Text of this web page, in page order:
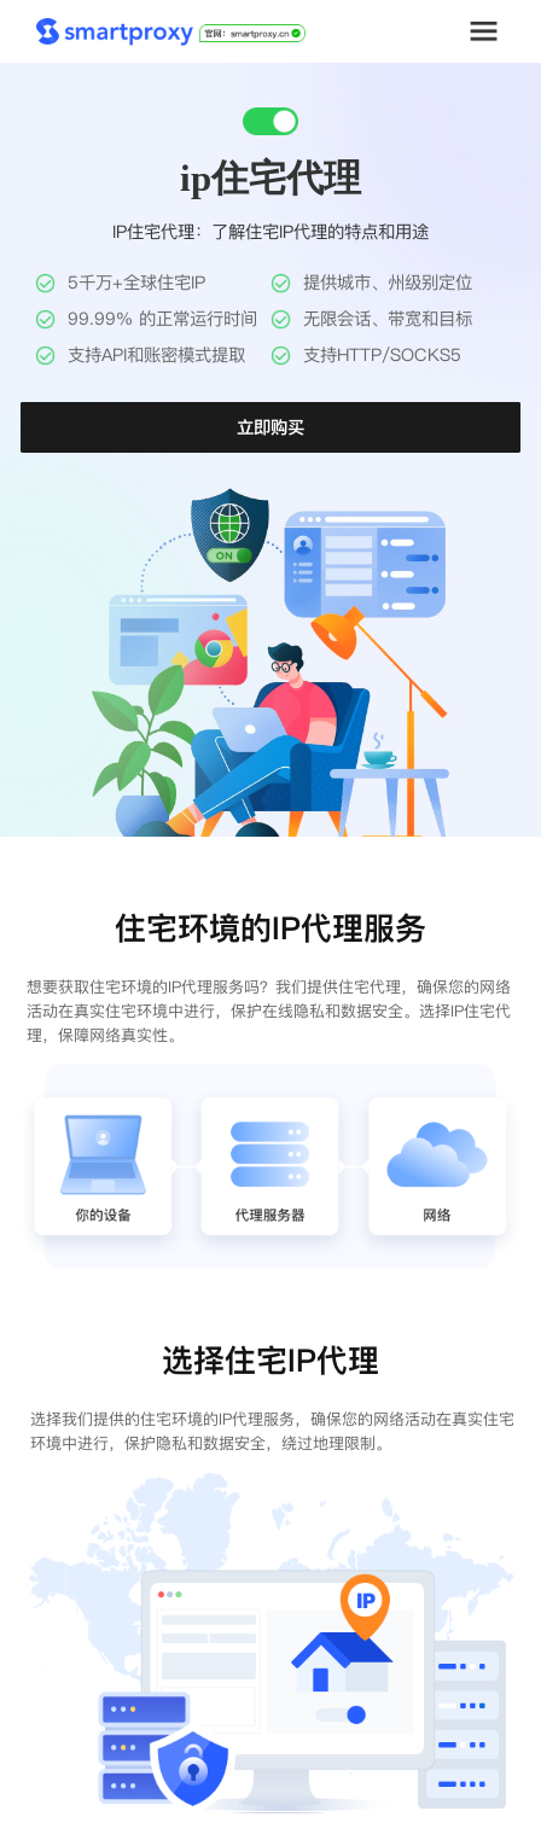
工具
帮助中心
ip住宅代理
IP住宅代理：了解住宅IP代理的特点和用途
5千万+全球住宅IP
提供城市、州级别定位
99.99% 的正常运行时间
无限会话、带宽和目标
支持API和账密模式提取
支持HTTP/SOCKS5
立即购买
住宅环境的IP代理服务
想要获取住宅环境的IP代理服务吗？我们提供住宅代理，确保您的网络
活动在真实住宅环境中进行，保护在线隐私和数据安全。选择IP住宅代
理，保障网络真实性。
选择住宅IP代理
选择我们提供的住宅环境的IP代理服务，确保您的网络活动在真实住宅
环境中进行，保护隐私和数据安全，绕过地理限制。